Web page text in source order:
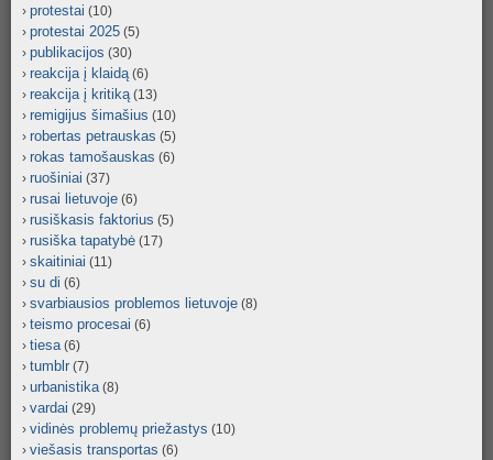
protestai (10)
protestai 2025 (5)
publikacijos (30)
reakcija į klaidą(6)
reakcija į kritiką(13)
remigijus šimašius (10)
robertas petrauskas (5)
rokas tamošauskas (6)
ruošiniai (37)
rusai lietuvoje (6)
rusiškasis faktorius (5)
rusiška tapatybė (17)
skaitiniai (11)
su di (6)
svarbiausios problemos lietuvoje (8)
teismo procesai (6)
tiesa(6)
tumblr (7)
urbanistika(8)
vardai (29)
vidinės problemų priežastys (10)
viešasis transportas (6)